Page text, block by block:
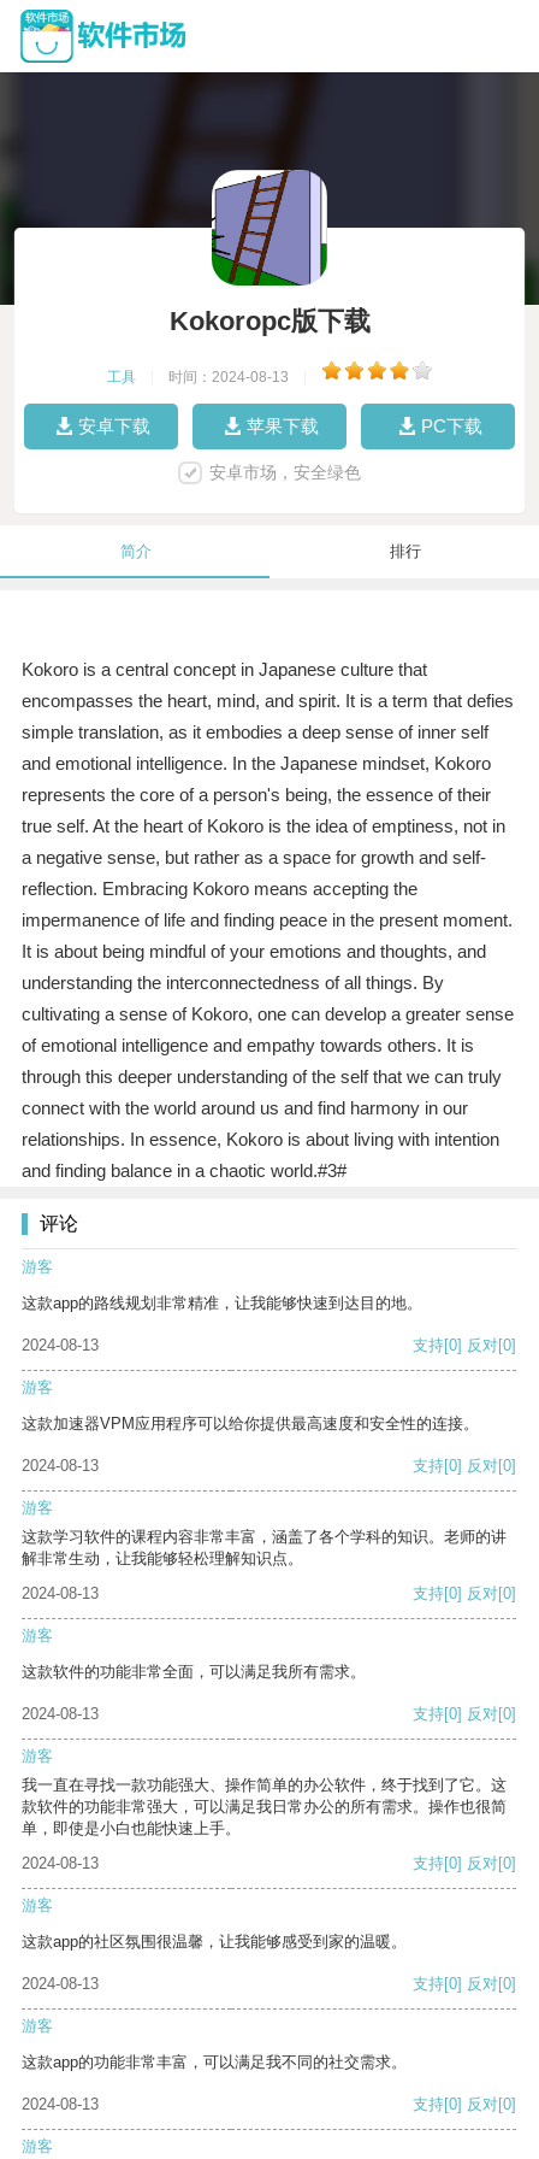
Kokoropc版下载
工具 时间：2024-08-13
安卓下载 苹果下载 PC下载
安卓市场，安全绿色
简介 排行
Kokoro is a central concept in Japanese culture that
encompasses the heart, mind, and spirit. It is a term that defies
simple translation, as it embodies a deep sense of inner self
and emotional intelligence. In the Japanese mindset, Kokoro
represents the core of a person's being, the essence of their
true self. At the heart of Kokoro is the idea of emptiness, not in
a negative sense, but rather as a space for growth and self-
reflection. Embracing Kokoro means accepting the
impermanence of life and finding peace in the present moment.
It is about being mindful of your emotions and thoughts, and
understanding the interconnectedness of all things. By
cultivating a sense of Kokoro, one can develop a greater sense
of emotional intelligence and empathy towards others. It is
through this deeper understanding of the self that we can truly
connect with the world around us and find harmony in our
relationships. In essence, Kokoro is about living with intention
and finding balance in a chaotic world.#3#
评论
游客
这款app的路线规划非常精准，让我能够快速到达目的地。
2024-08-13 支持[0] 反对[0]
游客
这款加速器VPM应用程序可以给你提供最高速度和安全性的连接。
2024-08-13 支持[0] 反对[0]
游客
这款学习软件的课程内容非常丰富，涵盖了各个学科的知识。老师的讲
解非常生动，让我能够轻松理解知识点。
2024-08-13
支持[0] 反对[0]
游客
这款软件的功能非常全面，可以满足我所有需求。
2024-08-13 支持[0] 反对[0]
游客
我一直在寻找一款功能强大、操作简单的办公软件，终于找到了它。这
款软件的功能非常强大，可以满足我日常办公的所有需求。操作也很简
单，即使是小白也能快速上手。
2024-08-13
支持[0] 反对[0]
游客
这款app的社区氛围很温馨，让我能够感受到家的温暖。
2024-08-13 支持[0] 反对[0]
游客
这款app的功能非常丰富，可以满足我不同的社交需求。
2024-08-13 支持[0] 反对[0]
游客